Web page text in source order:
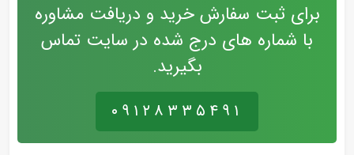
برای ثبت سفارش خرید و دریافت مشاوره
با شماره های درج شده در سایت تماس
بگیرید.
۰۹۱۲۸۳۳۵۴۹۱